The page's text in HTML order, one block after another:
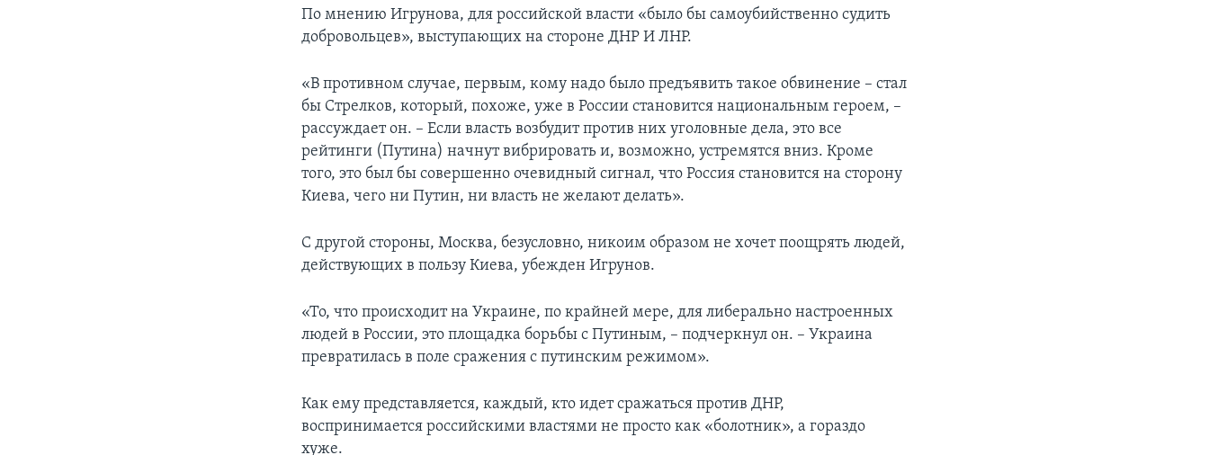
По мнению Игрунова, для российской власти «было бы самоубийственно судить
добровольцев», выступающих на стороне ДНР И ЛНР.
«В противном случае, первым, кому надо было предъявить такое обвинение – стал
бы Стрелков, который, похоже, уже в России становится национальным героем, –
рассуждает он. – Если власть возбудит против них уголовные дела, это все
рейтинги (Путина) начнут вибрировать и, возможно, устремятся вниз. Кроме
того, это был бы совершенно очевидный сигнал, что Россия становится на сторону
Киева, чего ни Путин, ни власть не желают делать».
С другой стороны, Москва, безусловно, никоим образом не хочет поощрять людей,
действующих в пользу Киева, убежден Игрунов.
«То, что происходит на Украине, по крайней мере, для либерально настроенных
людей в России, это площадка борьбы с Путиным, – подчеркнул он. – Украина
превратилась в поле сражения с путинским режимом».
Как ему представляется, каждый, кто идет сражаться против ДНР,
воспринимается российскими властями не просто как «болотник», а гораздо
хуже.